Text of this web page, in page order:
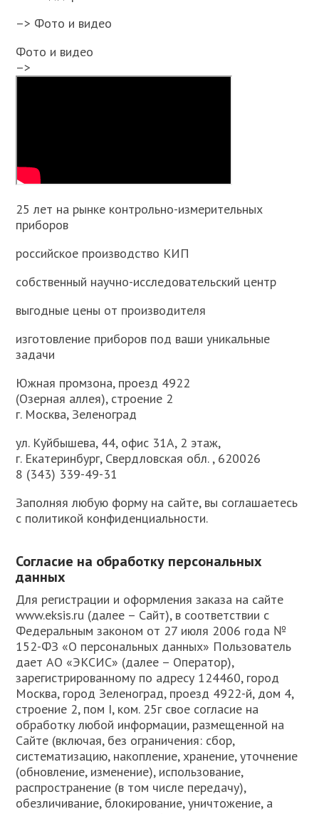
–> Фото и видео
Фото и видео
–>
25 лет на рынке контрольно-измерительных
приборов
российское производство КИП
собственный научно-исследовательский центр
выгодные цены от производителя
изготовление приборов под ваши уникальные
задачи
Южная промзона, проезд 4922
(Озерная аллея), строение 2
г. Москва, Зеленоград
ул. Куйбышева, 44, офис 31А, 2 этаж,
г. Екатеринбург, Свердловская обл. , 620026
8 (343) 339-49-31
Заполняя любую форму на сайте, вы соглашаетесь
с политикой конфиденциальности.
Согласие на обработку персональных
данных
Для регистрации и оформления заказа на сайте
www.eksis.ru (далее – Сайт), в соответствии с
Федеральным законом от 27 июля 2006 года №
152-ФЗ «О персональных данных» Пользователь
дает АО «ЭКСИС» (далее – Оператор),
зарегистрированному по адресу 124460, город
Москва, город Зеленоград, проезд 4922-й, дом 4,
строение 2, пом I, ком. 25г свое согласие на
обработку любой информации, размещенной на
Сайте (включая, без ограничения: сбор,
систематизацию, накопление, хранение, уточнение
(обновление, изменение), использование,
распространение (в том числе передачу),
обезличивание, блокирование, уничтожение, а